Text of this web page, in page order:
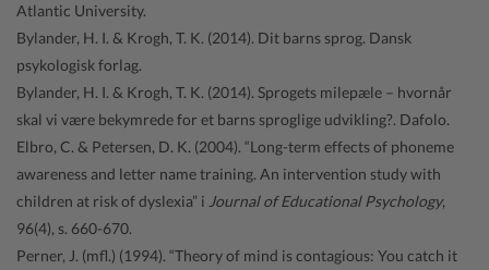
Atlantic University.
Bylander, H. I. & Krogh, T. K. (2014). Dit barns sprog. Dansk
psykologisk forlag.
Bylander, H. I. & Krogh, T. K. (2014). Sprogets milepæle – hvornår
skal vi være bekymrede for et barns sproglige udvikling?. Dafolo.
Elbro, C. & Petersen, D. K. (2004). “Long-term effects of phoneme
awareness and letter name training. An intervention study with
children at risk of dyslexia” i Journal of Educational Psychology,
96(4), s. 660-670.
Perner, J. (mfl.) (1994). “Theory of mind is contagious: You catch it